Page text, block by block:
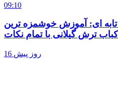
09:10
ای: آموزش خوشمزه ترین
کباب ترش گیلانی با تمام نکات
16 روز پیش